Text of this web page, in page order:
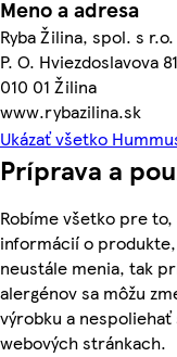
Meno a adresa
Ryba Žilina, spol. s r.o.
P. O. Hviezdoslavova
010 01 Žilina
www.rybazilina.sk
Ukázať všetko
Príprava a
Robíme všetko pre
informácií o
neustále menia, tak
alergénov sa môžu
výrobku a
webových stránkach.